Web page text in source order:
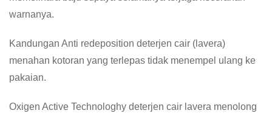
warnanya.
Kandungan Anti redeposition deterjen cair (lavera)
menahan kotoran yang terlepas tidak menempel ulang ke
pakaian.
Oxigen Active Technologhy deterjen cair lavera menolong